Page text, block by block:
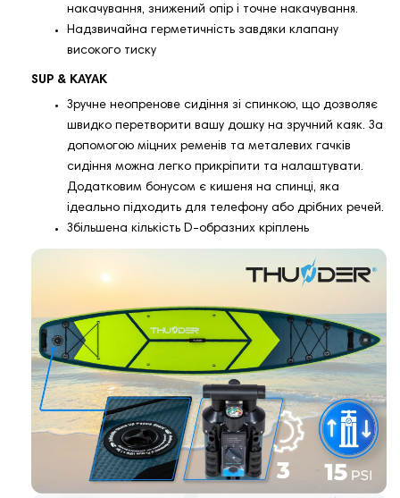
накачування, знижений опір і точне накачування.
Надзвичайна герметичність завдяки клапану
високого тиску
SUP & KAYAK
Зручне неопренове сидіння зі спинкою, що дозволяє
швидко перетворити вашу дошку на зручний каяк. За
допомогою міцних ременів та металевих гачків
сидіння можна легко прикріпити та налаштувати.
Додатковим бонусом є кишеня на спинці, яка
ідеально підходить для телефону або дрібних речей.
Збільшена кількість D-образних кріплень